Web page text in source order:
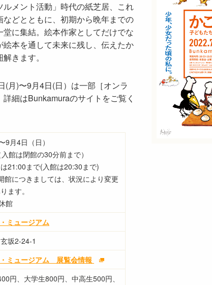
メント活動」時代の紙芝居、これ
どとともに、初期から晩年までの
に集結。絵本作家としてだけでな
本を通して未来に残し、伝えたか
きます。
月)〜9月4日(日）は一部［オンラ
細はBunkamuraのサイトをご覧く
9月4日（日）
館は閉館の30分前まで）
21:00まで(入館は20:30まで)
館につきましては、状況により変更
ます。
館
ミュージアム
坂2-24-1
ミュージアム 展覧会情報
円、大学生800円、中高生500円、